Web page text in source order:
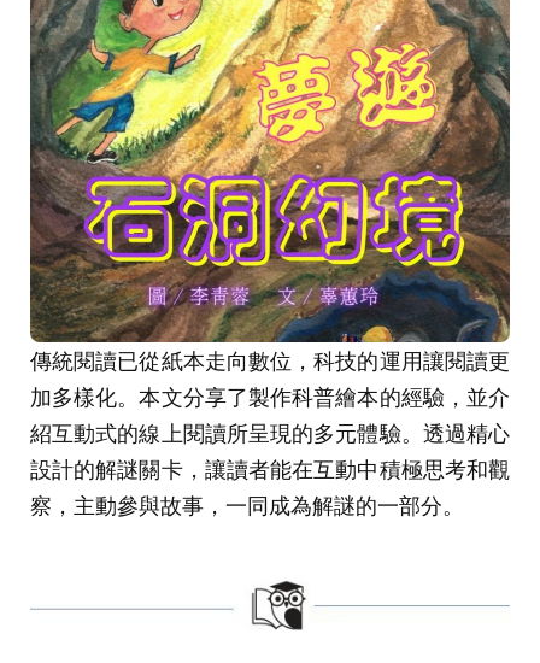
傳統閱讀已從紙本走向數位，科技的運用讓閱讀更
加多樣化。本文分享了製作科普繪本的經驗，並介
紹互動式的線上閱讀所呈現的多元體驗。透過精心
設計的解謎關卡，讓讀者能在互動中積極思考和觀
察，主動參與故事，一同成為解謎的一部分。